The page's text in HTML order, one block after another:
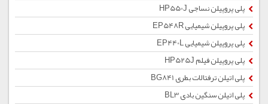
پلی پروپیلن نساجی HP550J
پلی پروپیلن شیمیایی EP548R
پلی پروپیلن شیمیایی EP440L
پلی پروپیلن فیلم HP525J
پلی اتیلن ترفتالات بطری BG841
پلی اتیلن سنگین بادی BL3